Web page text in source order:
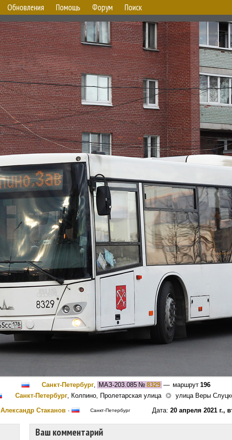
Обновления Помощь Форум Поиск
Санкт-Петербург, МАЗ-203.085№ 8329 — маршрут 196
Санкт-Петербург, Колпино, Пролетарская улица
улица Веры
Александр Стаканов· Санкт-ПетербургДата: 20 апреля 2021 г.,
Ваш комментарий